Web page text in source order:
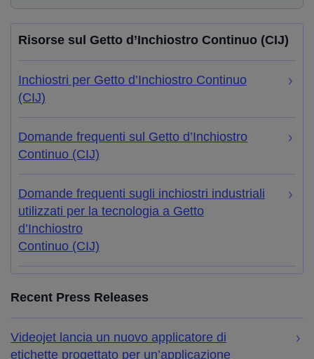
Risorse sul Getto d’Inchiostro Continuo (CIJ)
Inchiostri per Getto d’Inchiostro Continuo
(CIJ)
Domande frequenti sul Getto d’Inchiostro
Continuo (CIJ)
Domande frequenti sugli inchiostri industriali
utilizzati per la tecnologia a Getto
d’Inchiostro
Continuo (CIJ)
Recent Press Releases
Videojet lancia un nuovo applicatore di
etichette progettato per un’applicazione